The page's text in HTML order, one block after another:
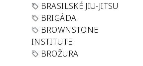
BRASILSKÉ JIU-JITSU
BRIGÁDA
BROWNSTONE
INSTITUTE
BROŽURA